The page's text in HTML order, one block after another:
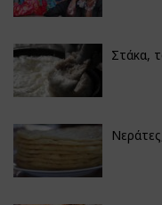
Στάκα,